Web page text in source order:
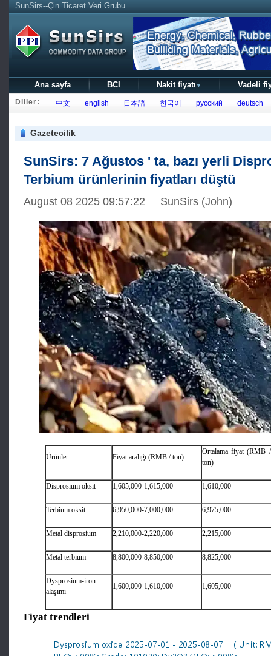
SunSirs--Çin Ticaret Veri Grubu
Ana sayfa BCI Nakit fiyatı ▼ Vadeli
Diller: 中文 english 日本語 한국어 русский deutsch
Gazetecilik
SunSirs: 7 Ağustos ' ta, bazı yerli
Terbium ürünlerinin fiyatları düştü
August 08 2025 09:57:22 SunSirs (John)
Ürünler Fiyat aralığı (RMB / ton)
Ortalama fiyat (RMB /
ton)
Disprosium oksit 1,605,000-1,615,000 1,610,000
Terbium oksit 6,950,000-7,000,000 6,975,000
Metal disprosium 2,210,000-2,220,000 2,215,000
Metal terbium 8,800,000-8,850,000 8,825,000
Dysprosium-iron
alaşımı
1,600,000-1,610,000 1,605,000
Fiyat trendleri